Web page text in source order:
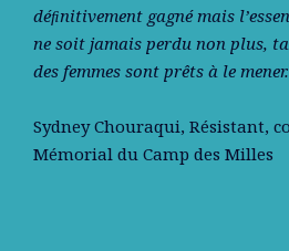
déﬁnitivement gagné mais
ne soit jamais perdu non plus,
des femmes sont prêts à le
Sydney Chouraqui, Résistant,
Mémorial du Camp des Milles